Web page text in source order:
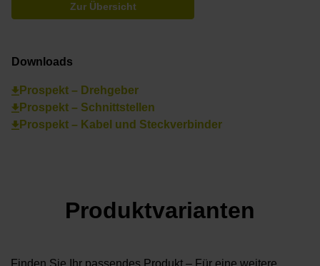
Zur Übersicht
Downloads
Prospekt – Drehgeber
Prospekt – Schnittstellen
Prospekt – Kabel und Steckverbinder
Produktvarianten
Finden Sie Ihr passendes Produkt – Für eine weitere